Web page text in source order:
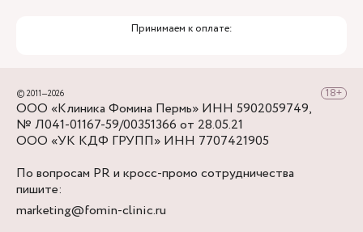
Принимаем к оплате:
© 2011—2026
ООО «Клиника Фомина Пермь» ИНН 5902059749,
№ Л041-01167-59/00351366 от 28.05.21
ООО «УК КДФ ГРУПП» ИНН 7707421905
По вопросам PR и кросс-промо сотрудничества
пишите:
marketing@fomin-clinic.ru